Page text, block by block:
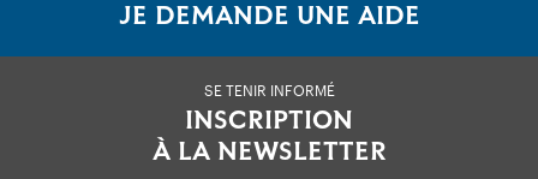
JE DEMANDE UNE AIDE
SE TENIR INFORMÉ
INSCRIPTION
À LA NEWSLETTER